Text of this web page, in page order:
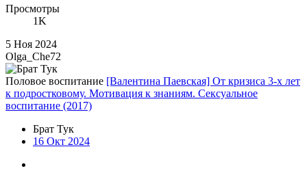
Просмотры
1K
5 Ноя 2024
Olga_Che72
Половое воспитание [Валентина Паевская] От кризиса 3-х лет
к подростковому. Мотивация к знаниям. Сексуальное
воспитание (2017)
Брат Тук
16 Окт 2024